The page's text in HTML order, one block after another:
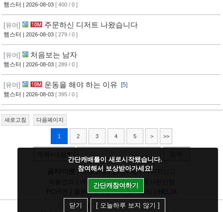
햄스터 | 2026-08-03 [ 400 / 0 ]
[유머] 주문하신 디저트 나왔습니다
햄스터 | 2026-08-03 [ 279 / 0 ]
[유머] 처음보는 남자
햄스터 | 2026-08-03 [ 289 / 0 ]
[유머] 운동을 해야 하는 이유 [5]
햄스터 | 2026-08-03 [ 395 / 0 ]
새로고침 다음페이지
1 2 3 4 5 > >>
|다크모드|건의사항|이미지신고
캐릭건의|기타디비|
클론신고|정지/패널티문의 H I X
Copyright
CHUINGCommunications.
간단캐배틀이 새로시작됐습니다.
참여해서 보상받아가세요!
간단캐참여하기
닫기 [ 오늘하루 보지 않기 ]